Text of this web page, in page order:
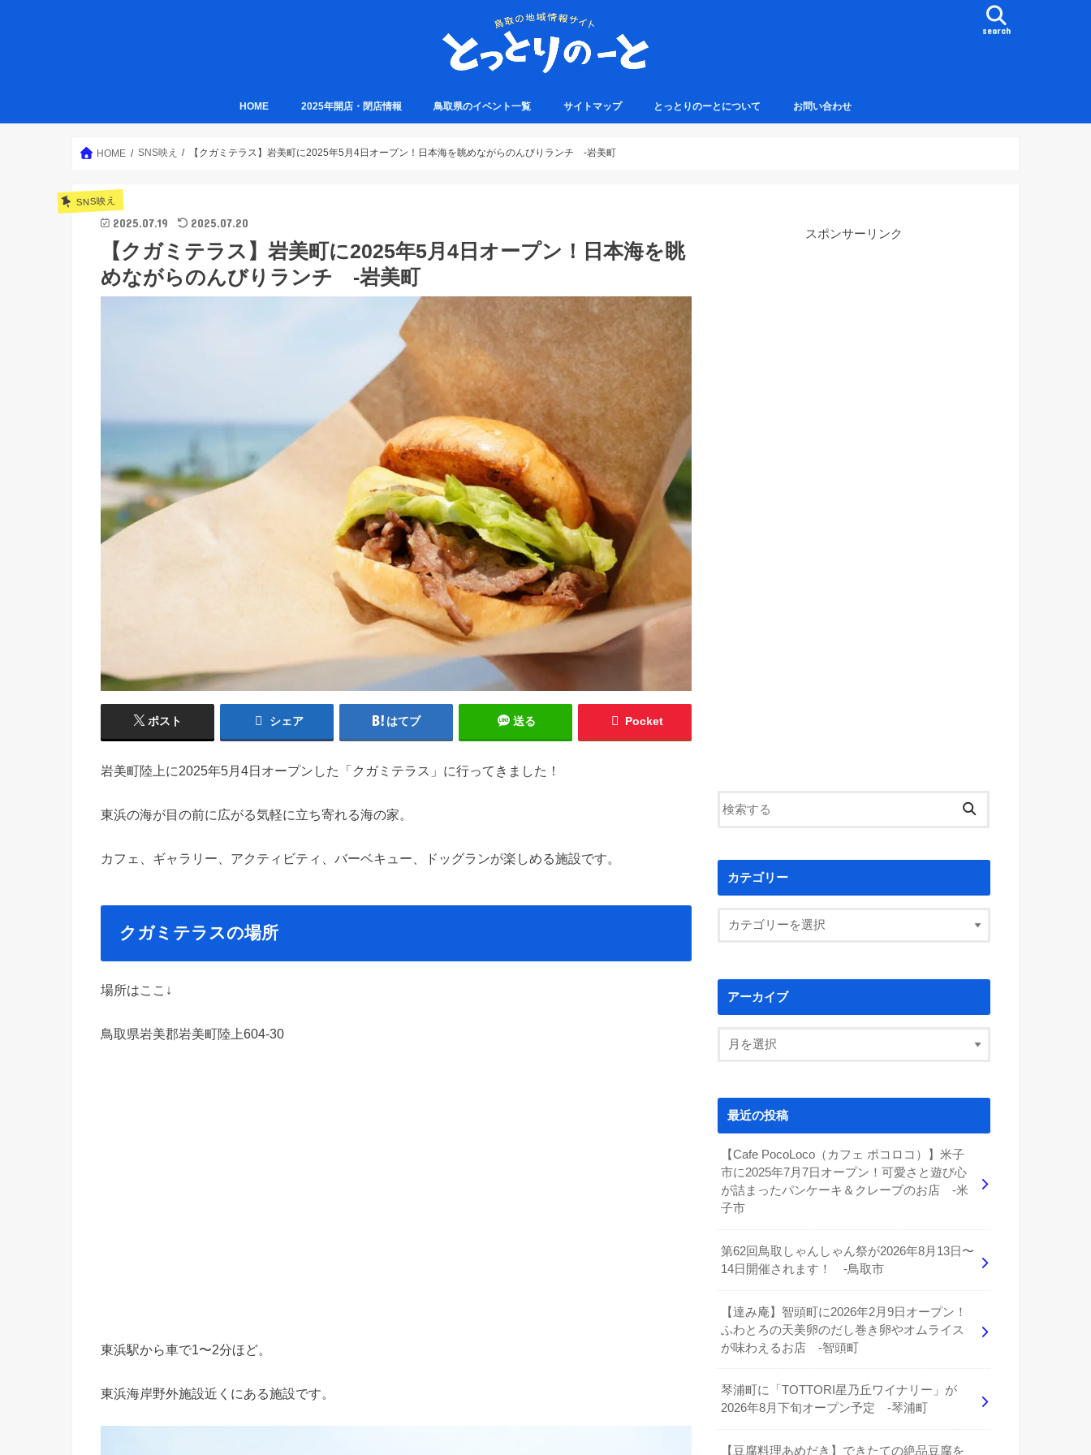
search
HOME 2025年開店・閉店情報 鳥取県のイベント一覧 サイトマップ とっとりのーとについて お問い合わせ
HOME SNS映え 【クガミテラス】岩美町に2025年5月4日オープン！日本海を眺めながらのんびりランチ -岩美町
SNS映え
2025.07.19 2025.07.20
【クガミテラス】岩美町に2025年5月4日オープン！日本海を眺
めながらのんびりランチ -岩美町
ポスト シェア はてブ 送る Pocket
岩美町陸上に2025年5月4日オープンした「クガミテラス」に行ってきました！
東浜の海が目の前に広がる気軽に立ち寄れる海の家。
カフェ、ギャラリー、アクティビティ、バーベキュー、ドッグランが楽しめる施設です。
クガミテラスの場所
場所はここ↓
鳥取県岩美郡岩美町陸上604-30
東浜駅から車で1〜2分ほど。
東浜海岸野外施設近くにある施設です。
スポンサーリンク
カテゴリー
アーカイブ
最近の投稿
【Cafe PocoLoco（カフェ ポコロコ）】米子
市に2025年7月7日オープン！可愛さと遊び心
が詰まったパンケーキ＆クレープのお店 -米
子市
第62回鳥取しゃんしゃん祭が2026年8月13日〜
14日開催されます！ -鳥取市
【達み庵】智頭町に2026年2月9日オープン！
ふわとろの天美卵のだし巻き卵やオムライス
が味わえるお店 -智頭町
琴浦町に「TOTTORI星乃丘ワイナリー」が
2026年8月下旬オープン予定 -琴浦町
【豆腐料理あめだき】できたての絶品豆腐を